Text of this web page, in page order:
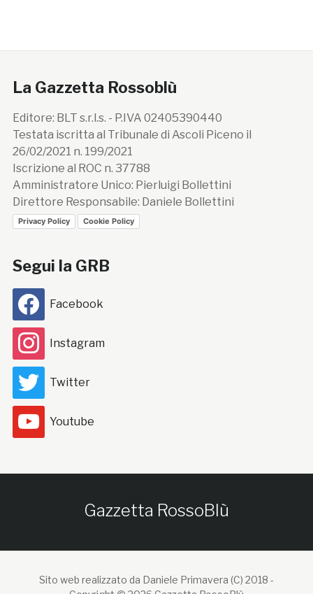
La Gazzetta Rossoblù
Editore: BLT s.r.l.s. - P.IVA 02405390440
Testata iscritta al Tribunale di Ascoli Piceno il
26/02/2021 n. 199/2021
Iscrizione al ROC n. 37788
Amministratore Unico: Pierluigi Bollettini
Direttore Responsabile: Daniele Bollettini
Privacy Policy Cookie Policy
Segui la GRB
Facebook
Instagram
Twitter
Youtube
Gazzetta RossoBlù
Sito web realizzato da Daniele Primavera (C) 2018 -